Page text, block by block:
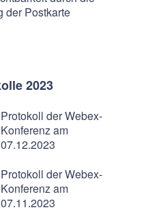
der Postkarte
2023
Protokoll der Webex-
Konferenz am
07.12.2023
Protokoll der Webex-
Konferenz am
07.11.2023